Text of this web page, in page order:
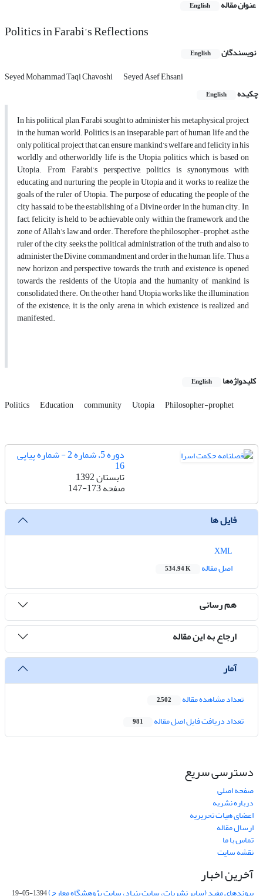
عنوان مقاله English
Politics in Farabi’s Reflections
نویسندگان English
Seyed Mohammad Taqi Chavoshi
Seyed Asef Ehsani
چکیده
English
In his political plan, Farabi sought to administer his metaphysical project
in the human world. Politics is an inseparable part of human life and the
only political project that can ensure mankind’s welfare and felicity in his
worldly and otherworldly life is the Utopia politics which is based on
Utopia. From Farabi’s perspective, politics is synonymous with
educating and nurturing the people in Utopia and it works to realize the
goals of the ruler of Utopia. The purpose of educating the people of the
city has said to be the establishing of a Divine order in the human city. In
fact, felicity is held to be achievable only within the framework and the
zone of Allah’s law and order. Therefore, the philosopher-prophet, as the
ruler of the city, seeks the political administration of the truth and also to
administer the Divine commandment and order in the human life. Thus, a
new horizon and perspective towards the truth and existence is opened
towards the residents of the Utopia and the humanity of mankind is
consolidated there. On the other hand, Utopia works like the illumination
of the existence; it is the only arena in which existence is realized and
manifested.
کلیدواژه‌ها English
Politics Education community Utopia Philosopher-prophet
دوره 5، شماره 2 - شماره پیاپی
16
تابستان 1392
صفحه147-173
فایل ها
اصل مقاله
534.94 K
هم رسانی
ارجاع به این مقاله
آمار
تعداد مشاهده مقاله 2,502
تعداد دریافت فایل اصل مقاله 981
دسترسی سریع
صفحه اصلی
درباره نشریه
اعضای هیات تحریریه
ارسال مقاله
تماس با ما
نقشه سایت
آخرین اخبار